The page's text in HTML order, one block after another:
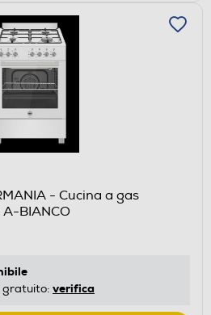
- Cucina a gas
BIANCO
gratuito: verifica